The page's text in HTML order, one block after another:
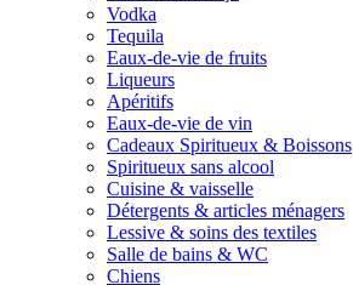
Vodka
Tequila
Eaux-de-vie de fruits
Liqueurs
Apéritifs
Eaux-de-vie de vin
Cadeaux Spiritueux & Boissons
Spiritueux sans alcool
Cuisine & vaisselle
Détergents & articles ménagers
Lessive & soins des textiles
Salle de bains & WC
Chiens